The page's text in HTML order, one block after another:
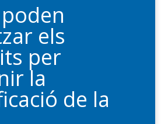
poden
els
per
la
de la